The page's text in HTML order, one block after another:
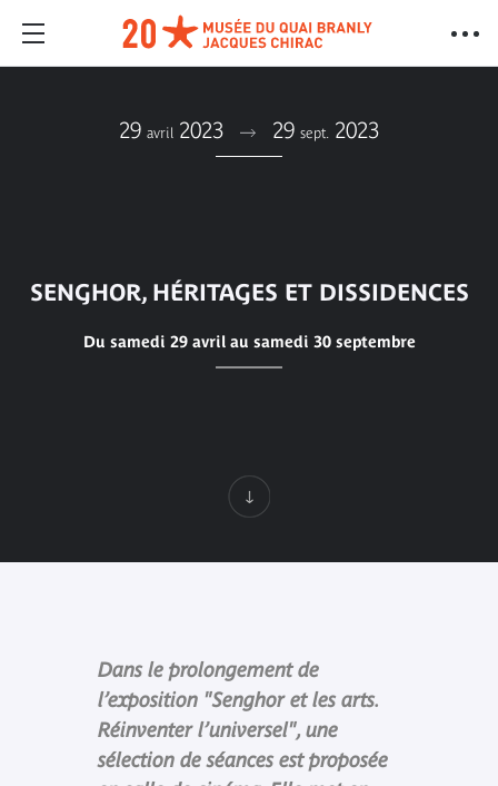
29 avril 2023 29 sept. 2023
SENGHOR, HÉRITAGES ET DISSIDENCES
Du samedi 29 avril au samedi 30 septembre
Dans le prolongement de
l’exposition "Senghor et les arts.
Réinventer l’universel", une
sélection de séances est proposée